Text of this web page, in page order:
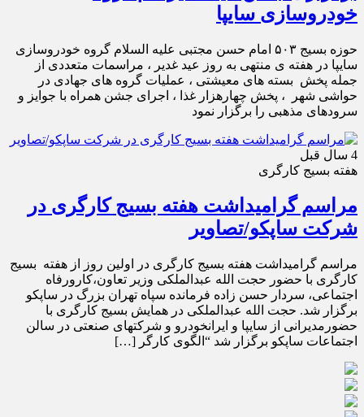
خودروسازی سایپا
حوزه بسیج ۵۰۳ امام حسن مجتبی علیه السلام گروه خودروسازی
سایپا در هفته ی منتهی به روز عید غدیر ، مراسمات متعددی از
جمله پخش بسته های معیشتی ، عملیات گروه های جهادی در
حواشی شهر ، پخش چهارهزار غذا ، اجرای جشن همراه با جوایز و
سرودهای مذهبی را برگزار نمود
4 سال قبل
هفته بسیج کارگری
مراسم گرامیداشت هفته بسیج کارگری در
شرکت ساپکو/تصاویر
مراسم گرامیداشت هفته بسیج کارگری در اولین روز از هفته بسیج
کارگری با حضور حجت الله عبدالملکی وزیر تعاون،کارورفاه
اجتماعی، سردار حسن زاده فرمانده سپاه تهران بزرگ در ساپکو
برگزار شد. حجت الله عبدالملکی در همایش بسیج کارگری با
حضورمدیرانی از سایپا و ایرانخودرو و شرکتهای صنعتی در سالن
اجتماعات ساپکو برگزار شد “الگوی کارگر […]